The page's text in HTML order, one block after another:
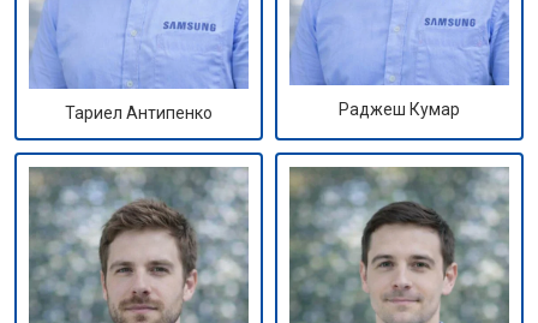
Тариел Антипенко Раджеш Кумар